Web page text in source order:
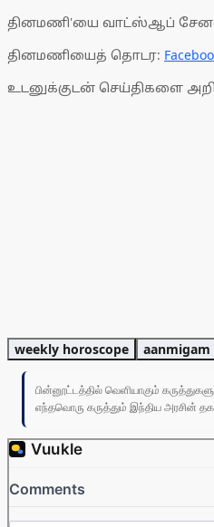
தினமணி'யை வாட்ஸ்ஆப்
தினமணியைத் தொடர:
உடனுக்குடன் செய்திகளை
weekly horoscope aanmigam
பின்னூட்டத்தில் வெளியாகும்
எந்தவொரு கருத்தும் இந்திய அரசின்